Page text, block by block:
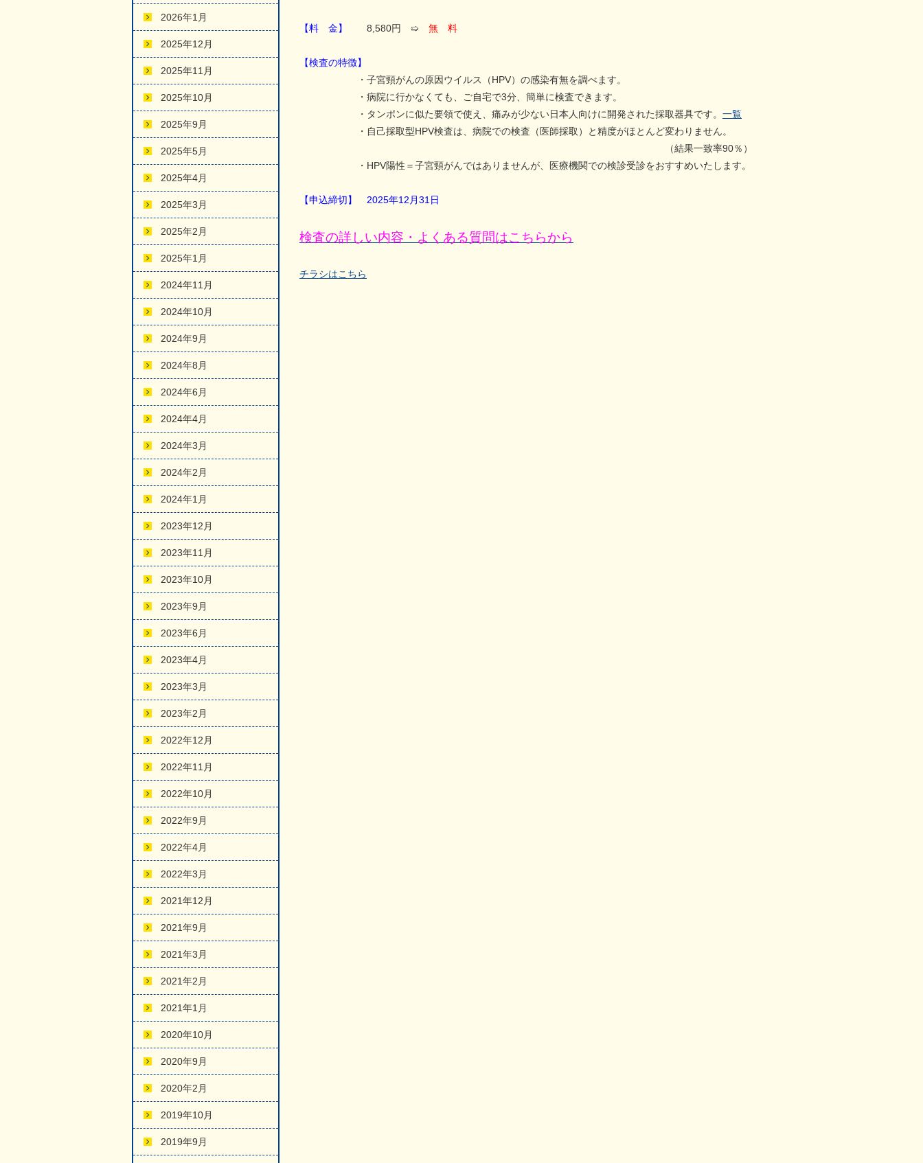
【料 金】 8,580円 ➯ 無 料
【検査の特徴】
・子宮頸がんの原因ウイルス（HPV）の感染有無を調べます。
・病院に行かなくても、ご自宅で3分、簡単に検査できます。
・タンポンに似た要領で使え、痛みが少ない日本人向けに開発された採取器具です。 一覧
・自己採取型HPV検査は、病院での検査（医師採取）と精度がほとんど変わりません。
（結果一致率90％）
・HPV陽性＝子宮頸がんではありませんが、医療機関での検診受診をおすすめいたします。
【申込締切】 2025年12月31日
検査の詳しい内容・よくある質問はこちらから
チラシはこちら
2026年1月
2025年12月
2025年11月
2025年10月
2025年9月
2025年5月
2025年4月
2025年3月
2025年2月
2025年1月
2024年11月
2024年10月
2024年9月
2024年8月
2024年6月
2024年4月
2024年3月
2024年2月
2024年1月
2023年12月
2023年11月
2023年10月
2023年9月
2023年6月
2023年4月
2023年3月
2023年2月
2022年12月
2022年11月
2022年10月
2022年9月
2022年4月
2022年3月
2021年12月
2021年9月
2021年3月
2021年2月
2021年1月
2020年10月
2020年9月
2020年2月
2019年10月
2019年9月